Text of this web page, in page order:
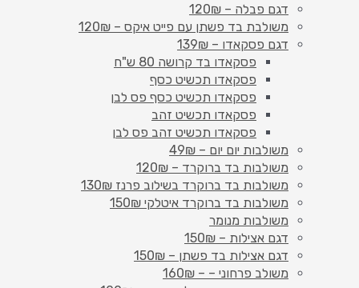
דגם פבלה – 120₪
משולבת בד פשתן עם פייט איקס – 120₪
דגם פסקאדו – 139₪
פסקאדו בד קרושה 80 ש"ח
פסקאדו תכשיט כסף
פסקאדו תכשיט כסף פס לבן
פסקאדו תכשיט זהב
פסקאדו תכשיט זהב פס לבן
משולבות יום יום – 49₪
משולבות בד ברוקרד – 120₪
משולבות בד ברוקרד בשילוב פרנז 130₪
משולבות בד ברוקרד איטלקי 150₪
משולבות מנומר
דגם אצילות – 150₪
דגם אצילות בד פשתן – 150₪
משולב פרחוני – – 160₪